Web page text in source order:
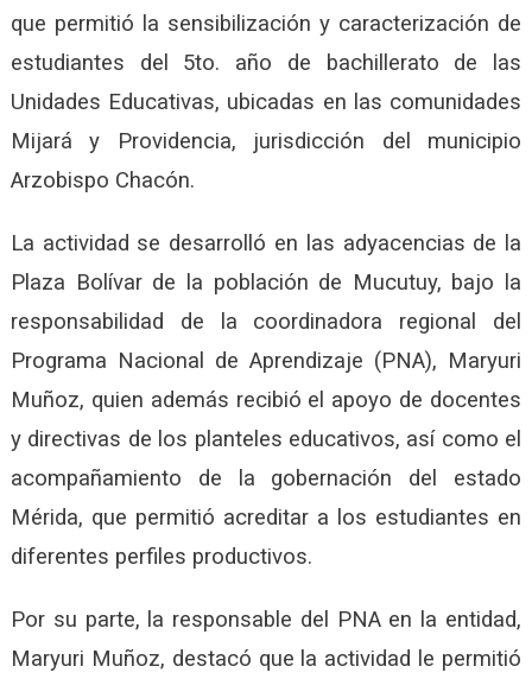
que permitió la sensibilización y caracterización de
estudiantes del 5to. año de bachillerato de las
Unidades Educativas, ubicadas en las comunidades
Mijará y Providencia, jurisdicción del municipio
Arzobispo Chacón.
La actividad se desarrolló en las adyacencias de la
Plaza Bolívar de la población de Mucutuy, bajo la
responsabilidad de la coordinadora regional del
Programa Nacional de Aprendizaje (PNA), Maryuri
Muñoz, quien además recibió el apoyo de docentes
y directivas de los planteles educativos, así como el
acompañamiento de la gobernación del estado
Mérida, que permitió acreditar a los estudiantes en
diferentes perfiles productivos.
Por su parte, la responsable del PNA en la entidad,
Maryuri Muñoz, destacó que la actividad le permitió